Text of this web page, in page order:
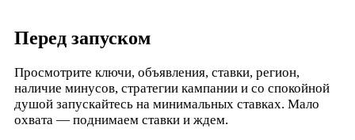
Перед запуском
Просмотрите ключи, объявления, ставки, регион,
наличие минусов, стратегии кампании и со спокойной
душой запускайтесь на минимальных ставках. Мало
охвата — поднимаем ставки и ждем.